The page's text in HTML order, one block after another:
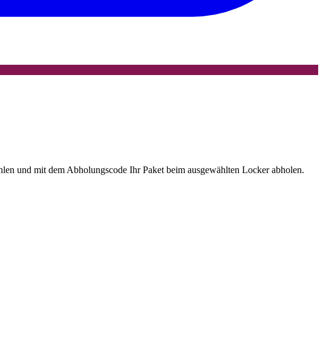
und mit dem Abholungscode Ihr Paket beim ausgewählten Locker abholen.